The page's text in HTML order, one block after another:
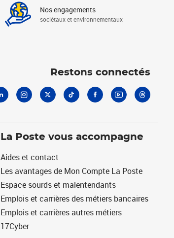
Nos engagements
sociétaux et environnementaux
Restons connectés
La Poste vous accompagne
Aides et contact
Les avantages de Mon Compte La Poste
Espace sourds et malentendants
Emplois et carrières des métiers bancaires
Emplois et carrières autres métiers
17Cyber